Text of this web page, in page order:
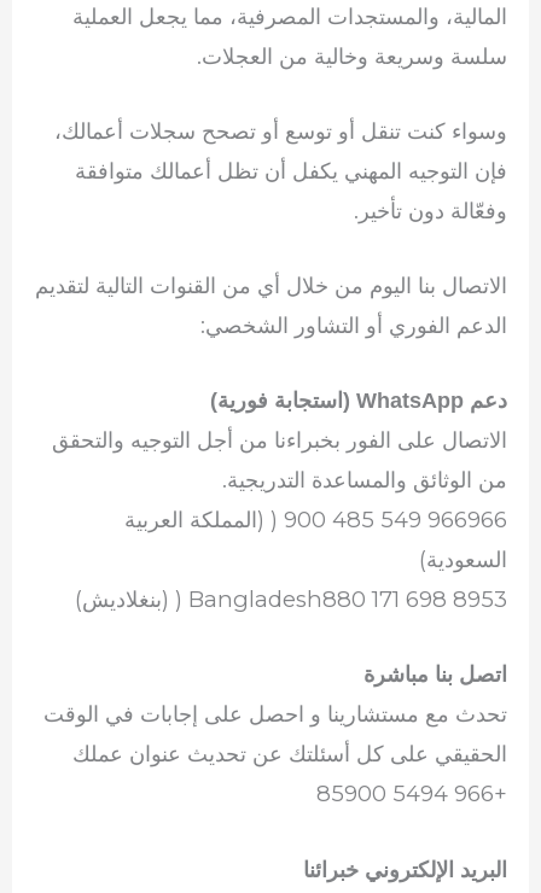
المالية، والمستجدات المصرفية، مما يجعل العملية
سلسة وسريعة وخالية من العجلات.
وسواء كنت تنقل أو توسع أو تصحح سجلات أعمالك،
فإن التوجيه المهني يكفل أن تظل أعمالك متوافقة
وفعّالة دون تأخير.
الاتصال بنا اليوم من خلال أي من القنوات التالية لتقديم
الدعم الفوري أو التشاور الشخصي:
دعم WhatsApp (استجابة فورية)
الاتصال على الفور بخبراءنا من أجل التوجيه والتحقق
من الوثائق والمساعدة التدريجية.
966966 549 485 900 ( (المملكة العربية
السعودية)
Bangladesh880 171 698 8953 ( (بنغلاديش)
اتصل بنا مباشرة
تحدث مع مستشارينا و احصل على إجابات في الوقت
الحقيقي على كل أسئلتك عن تحديث عنوان عملك
+966 5494 85900
البريد الإلكتروني خبرائنا